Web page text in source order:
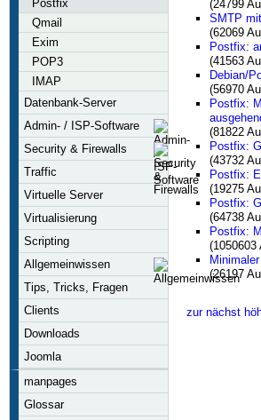
Postfix
Qmail
Exim
POP3
IMAP
Datenbank-Server
Admin- / ISP-Software
Security & Firewalls
Traffic
Virtuelle Server
Virtualisierung
Scripting
Allgemeinwissen
Tips, Tricks, Fragen
Clients
Downloads
Joomla
manpages
Glossar
(24799
SMTP
(62069
Postfix:
(41563
Debian/
(56970
Postfix:
(81822
Postfix:
(43732
Postfix:
(19275
Postfix:
(64738
Postfix:
(1050603
(26197
zur nächst